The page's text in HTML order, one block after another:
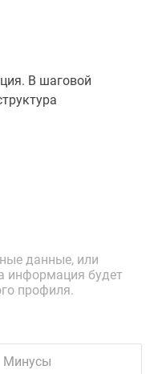
В шаговой
данные, или
информация будет
профиля.